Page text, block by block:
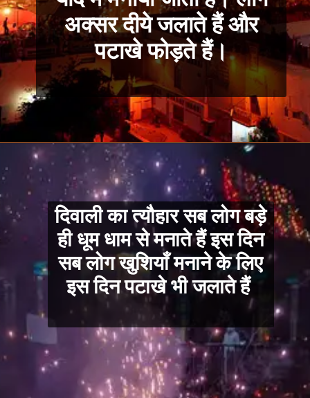
अक्सर दीये जलाते हैं और
पटाखे फोड़ते हैं।
दिवाली का त्यौहार सब लोग बड़े
ही धूम धाम से मनाते हैं इस दिन
सब लोग खुशियाँ मनाने के लिए
इस दिन पटाखे भी जलाते हैं